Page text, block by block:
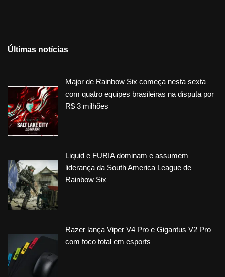
Últimas notícias
Major de Rainbow Six começa nesta sexta
com quatro equipes brasileiras na disputa por
R$ 3 milhões
Liquid e FURIA dominam e assumem
liderança da South America League de
Rainbow Six
Razer lança Viper V4 Pro e Gigantus V2 Pro
com foco total em esports